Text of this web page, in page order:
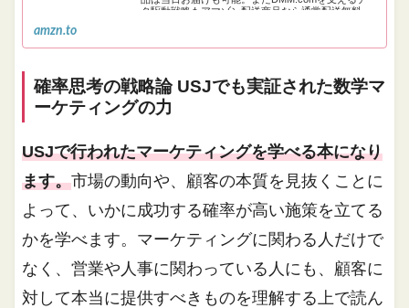
タ駆動戦略もアマゾン配送商品なら通常配送無料。
amzn.to
確率思考の戦略論 USJでも実証された数学マ
ーケティングの力
USJで行われたマーケティングを学べる本になり
ます。市場の動向や、顧客の本質を見抜くことに
よって、いかに成功する確率が高い施策を立てる
かを学べます。マーケティングに関わる人だけで
なく、営業や人事に関わっている人にも、顧客に
対して本当に提供すべきものを理解する上で読ん